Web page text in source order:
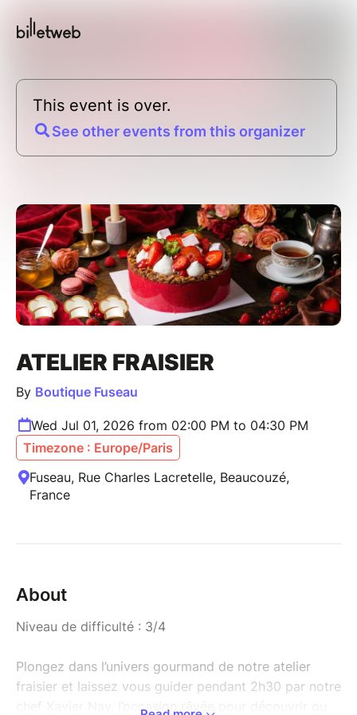
This event is over.
See other events from this organizer
ATELIER FRAISIER
By Boutique Fuseau
Wed Jul 01, 2026 from 02:00 PM to 04:30 PM
Timezone : Europe/Paris
Fuseau, Rue Charles Lacretelle, Beaucouzé,
France
About
Niveau de difficulté : 3/4
Plongez dans l’univers gourmand de notre atelier
fraisier et laissez vous guider pendant 2h30 par notre
chef Xavier Nay, l’occasion rêvée pour découvrir ou